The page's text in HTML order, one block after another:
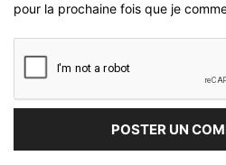
pour la prochaine fois que je